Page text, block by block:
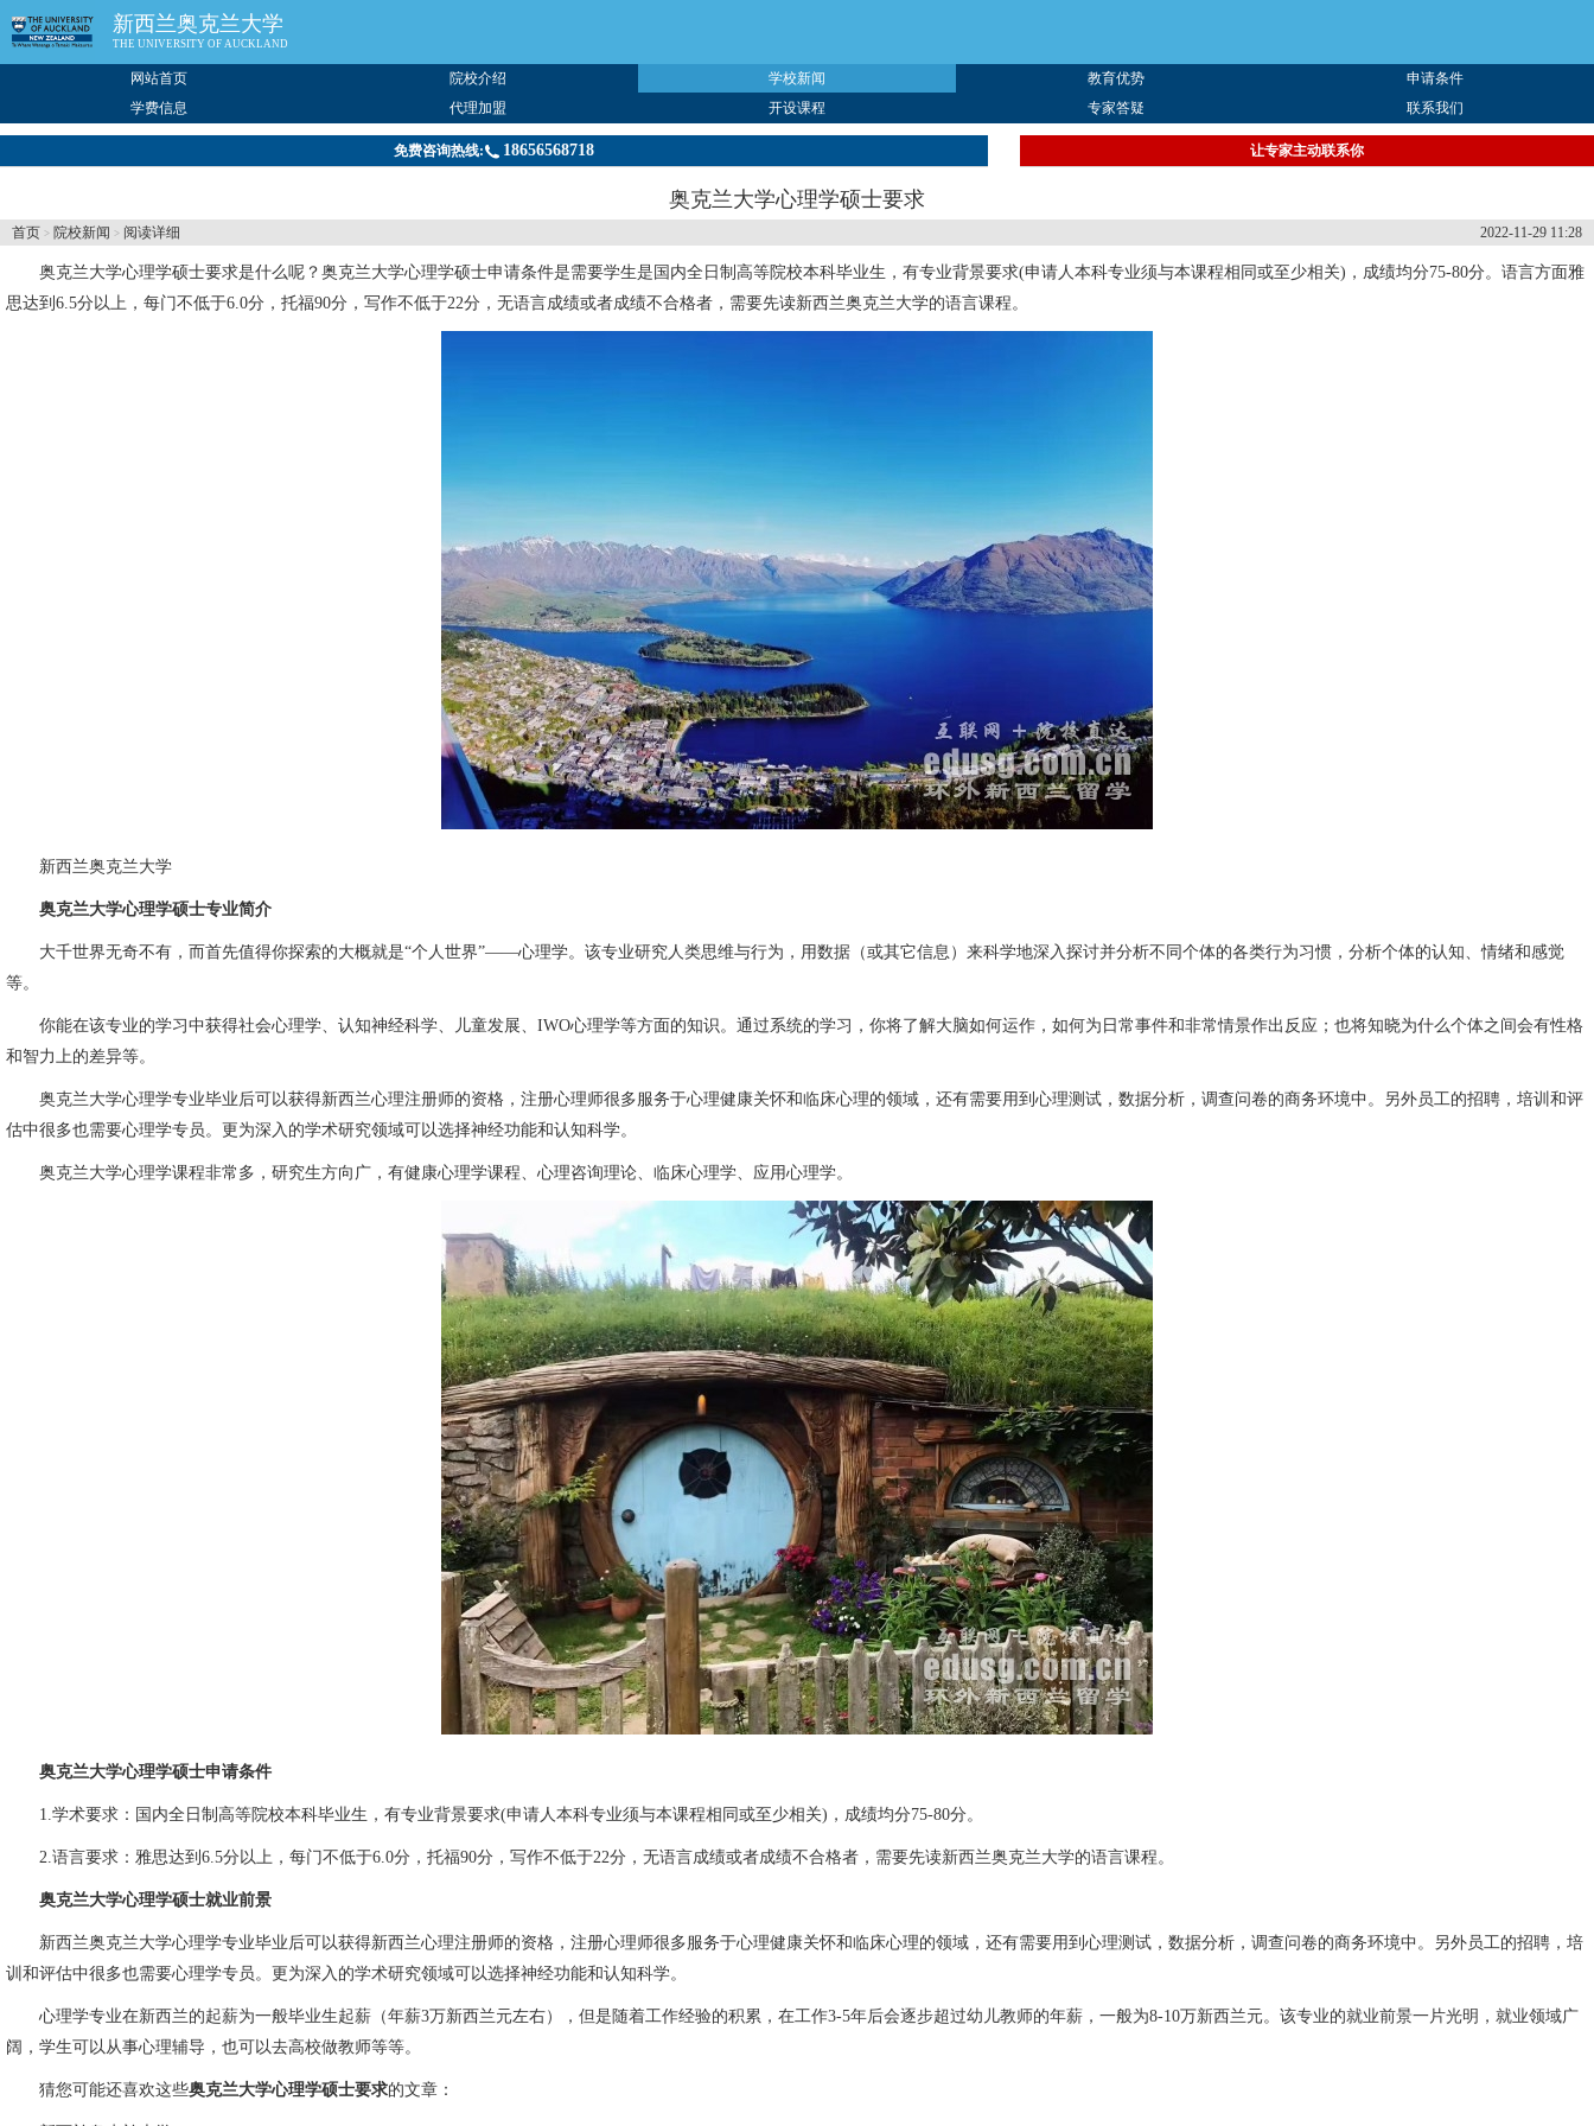
新西兰奥克兰大学
THE UNIVERSITY OF AUCKLAND
网站首页 院校介绍 学校新闻 教育优势
申请条件
学费信息
代理加盟 开设课程 专家答疑 联系我们
免费咨询热线: 18656568718 让专家主动联系你
奥克兰大学心理学硕士要求
2022-11-29 11:28
首页 > 院校新闻 > 阅读详细
奥克兰大学心理学硕士要求是什么呢？奥克兰大学心理学硕士申请条件是需要学生是国内全日制高等院校本科毕业生，有专业背景要求(申请人本科专业须与本课程相同或至少相关)，成绩均分75-80分。语言方面雅
思达到6.5分以上，每门不低于6.0分，托福90分，写作不低于22分，无语言成绩或者成绩不合格者，需要先读新西兰奥克兰大学的语言课程。
新西兰奥克兰大学
奥克兰大学心理学硕士专业简介
大千世界无奇不有，而首先值得你探索的大概就是“个人世界”——心理学。该专业研究人类思维与行为，用数据（或其它信息）来科学地深入探讨并分析不同个体的各类行为习惯，分析个体的认知、情绪和感觉
等。
你能在该专业的学习中获得社会心理学、认知神经科学、儿童发展、IWO心理学等方面的知识。通过系统的学习，你将了解大脑如何运作，如何为日常事件和非常情景作出反应；也将知晓为什么个体之间会有性格
和智力上的差异等。
奥克兰大学心理学专业毕业后可以获得新西兰心理注册师的资格，注册心理师很多服务于心理健康关怀和临床心理的领域，还有需要用到心理测试，数据分析，调查问卷的商务环境中。另外员工的招聘，培训和评
估中很多也需要心理学专员。更为深入的学术研究领域可以选择神经功能和认知科学。
奥克兰大学心理学课程非常多，研究生方向广，有健康心理学课程、心理咨询理论、临床心理学、应用心理学。
奥克兰大学心理学硕士申请条件
1.学术要求：国内全日制高等院校本科毕业生，有专业背景要求(申请人本科专业须与本课程相同或至少相关)，成绩均分75-80分。
2.语言要求：雅思达到6.5分以上，每门不低于6.0分，托福90分，写作不低于22分，无语言成绩或者成绩不合格者，需要先读新西兰奥克兰大学的语言课程。
奥克兰大学心理学硕士就业前景
新西兰奥克兰大学心理学专业毕业后可以获得新西兰心理注册师的资格，注册心理师很多服务于心理健康关怀和临床心理的领域，还有需要用到心理测试，数据分析，调查问卷的商务环境中。另外员工的招聘，培
训和评估中很多也需要心理学专员。更为深入的学术研究领域可以选择神经功能和认知科学。
心理学专业在新西兰的起薪为一般毕业生起薪（年薪3万新西兰元左右），但是随着工作经验的积累，在工作3-5年后会逐步超过幼儿教师的年薪，一般为8-10万新西兰元。该专业的就业前景一片光明，就业领域广
阔，学生可以从事心理辅导，也可以去高校做教师等等。
猜您可能还喜欢这些奥克兰大学心理学硕士要求的文章：